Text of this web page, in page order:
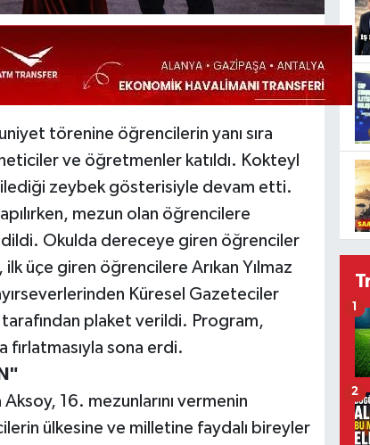
törenine öğrencilerin yanı sıra
ve öğretmenler katıldı. Kokteyl
zeybek gösterisiyle devam etti.
mezun olan öğrencilere
Okulda dereceye giren öğrenciler
üçe giren öğrencilere Arıkan Yılmaz
Küresel Gazeteciler
tarafından plaket verildi. Program,
sona erdi.
16. mezunlarını vermenin
ülkesine ve milletine faydalı bireyler
1
2